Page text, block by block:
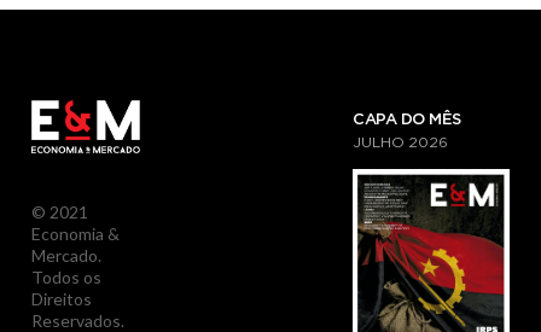
© 2021
Economia &
Mercado.
Todos os
Direitos
Reservados.
CAPA DO MÊS
JULHO 2026